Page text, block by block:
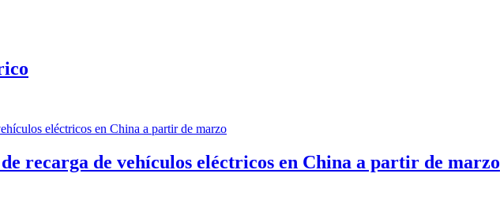
recarga de vehículos eléctricos en China a partir de marzo